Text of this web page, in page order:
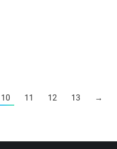
10 11 12 13 →